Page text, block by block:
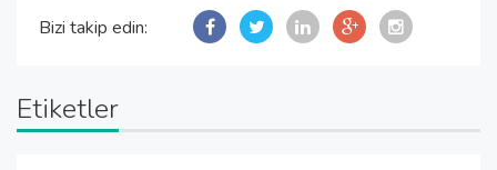
Bizi takip edin:
Etiketler